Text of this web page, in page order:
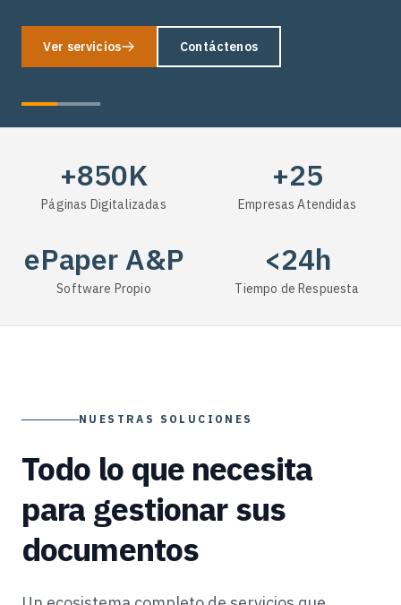
Ver servicios Contáctenos
+850K
Páginas Digitalizadas
+25
Empresas Atendidas
ePaper A&P
Software Propio
<24h
Tiempo de Respuesta
NUESTRAS SOLUCIONES
Todo lo que necesita
para gestionar sus
documentos